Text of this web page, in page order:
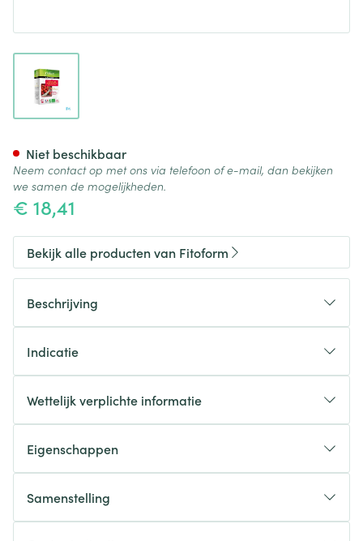
€ 18,41
Niet beschikbaar
Neem contact op met ons via telefoon of e-mail, dan bekijken
we samen de mogelijkheden.
Bekijk alle producten van Fitoform
Beschrijving
Vitamine C draagt ​​bij tot een normaal
immuunsysteem en het verminderen van
vermoeidheid.
Indicatie
Energie, immuunsysteem, vermoeidheid.
Wettelijk verplichte informatie
Eigenschappen
Vegan - zonder kleurstoffen, bewaarmiddelen,
Samenstelling
Ingrediënten voor 1 tablet: